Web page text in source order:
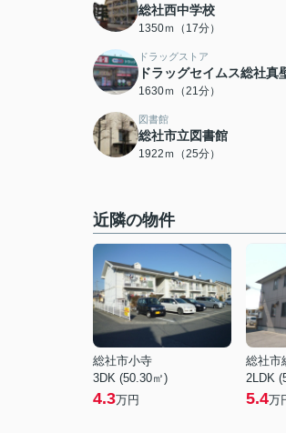
総社西中学校
1350ｍ（17分）
ドラッグストア
ドラッグセイムス総社真
1630ｍ（21分）
図書館
総社市立図書館
1922ｍ（25分）
近隣の物件
総社市小寺
3DK (50.30㎡)
4.3万円
総社市
2LDK
5.4万